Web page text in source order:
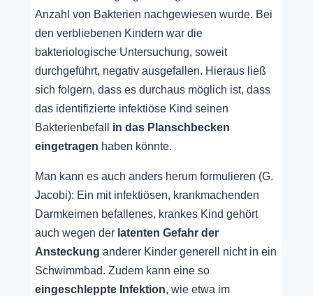
Anzahl von Bakterien nachgewiesen wurde. Bei
den verbliebenen Kindern war die
bakteriologische Untersuchung, soweit
durchgeführt, negativ ausgefallen. Hieraus ließ
sich folgern, dass es durchaus möglich ist, dass
das identifizierte infektiöse Kind seinen
Bakterienbefall in das Planschbecken
eingetragen haben könnte.
Man kann es auch anders herum formulieren (G.
Jacobi): Ein mit infektiösen, krankmachenden
Darmkeimen befallenes, krankes Kind gehört
auch wegen der latenten Gefahr der
Ansteckung anderer Kinder generell nicht in ein
Schwimmbad. Zudem kann eine so
eingeschleppte Infektion, wie etwa im